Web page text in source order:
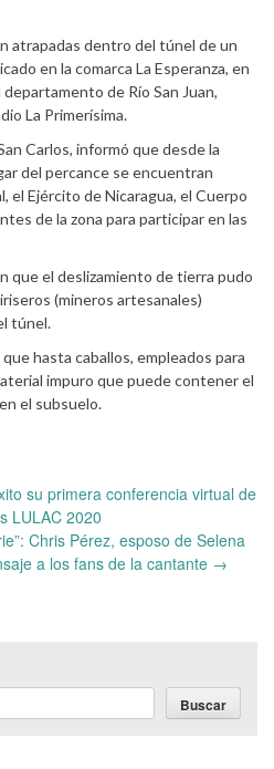
atrapadas dentro del túnel de un
en la comarca La Esperanza, en
de Río San Juan,
La Primerísima.
Carlos, informó que desde la
del percance se encuentran
el Ejército de Nicaragua, el Cuerpo
de la zona para participar en las
que el deslizamiento de tierra pudo
(mineros artesanales)
túnel.
hasta caballos, empleados para
impuro que puede contener el
el subsuelo.
su primera conferencia virtual de
LULAC 2020
Chris Pérez, esposo de Selena
a los fans de la cantante →
Buscar